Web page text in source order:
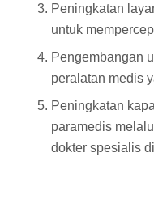
Peningkatan
untuk
Pengembangan
peralatan medis
Peningkatan
paramedis
dokter spesialis